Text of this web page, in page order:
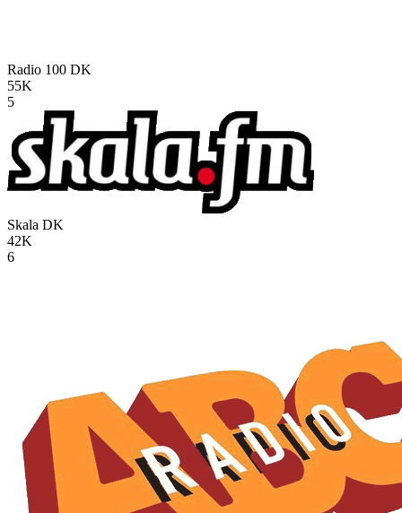
Radio 100 DK
55K
5
Skala DK
42K
6